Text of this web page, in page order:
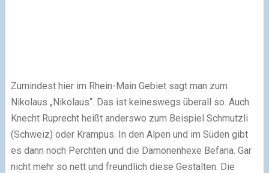
Zumindest hier im Rhein-Main Gebiet sagt man zum
Nikolaus „Nikolaus“. Das ist keineswegs überall so. Auch
Knecht Ruprecht heißt anderswo zum Beispiel Schmutzli
(Schweiz) oder Krampus. In den Alpen und im Süden gibt
es dann noch Perchten und die Dämonenhexe Befana. Gar
nicht mehr so nett und freundlich diese Gestalten. Die